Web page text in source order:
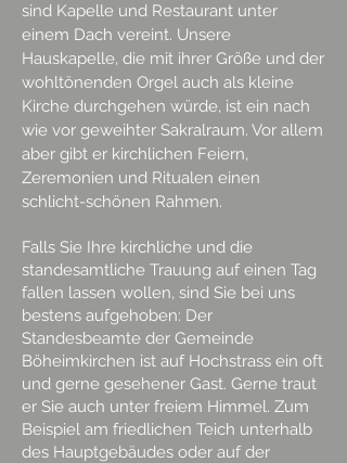
sind Kapelle und Restaurant unter
einem Dach vereint. Unsere
Hauskapelle, die mit ihrer Größe und der
wohltönenden Orgel auch als kleine
Kirche durchgehen würde, ist ein nach
wie vor geweihter Sakralraum. Vor allem
aber gibt er kirchlichen Feiern,
Zeremonien und Ritualen einen
schlicht-schönen Rahmen.
Falls Sie Ihre kirchliche und die
standesamtliche Trauung auf einen Tag
fallen lassen wollen, sind Sie bei uns
bestens aufgehoben: Der
Standesbeamte der Gemeinde
Böheimkirchen ist auf Hochstrass ein oft
und gerne gesehener Gast. Gerne traut
er Sie auch unter freiem Himmel. Zum
Beispiel am friedlichen Teich unterhalb
des Hauptgebäudes oder auf der